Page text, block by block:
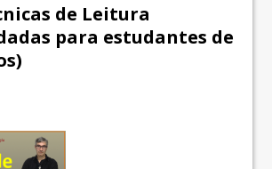
de Leitura
para estudantes de